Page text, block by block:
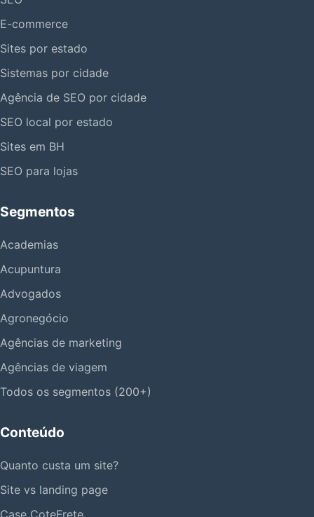
E-commerce
Sites por estado
Sistemas por cidade
Agência de SEO por cidade
SEO local por estado
Sites em BH
SEO para lojas
Segmentos
Academias
Acupuntura
Advogados
Agronegócio
Agências de marketing
Agências de viagem
Todos os segmentos (200+)
Conteúdo
Quanto custa um site?
Site vs landing page